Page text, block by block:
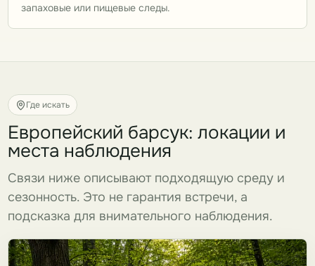
запаховые или пищевые следы.
Где искать
Европейский барсук: локации и
места наблюдения
Связи ниже описывают подходящую среду и
сезонность. Это не гарантия встречи, а
подсказка для внимательного наблюдения.